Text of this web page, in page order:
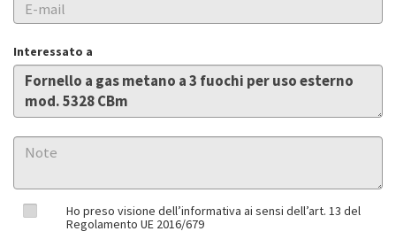
Interessato a
Ho preso visione dell’informativa ai sensi dell’art. 13 del
Regolamento UE 2016/679